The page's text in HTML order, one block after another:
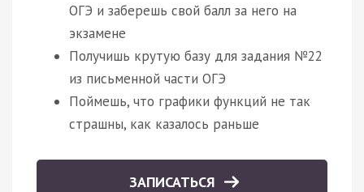
ОГЭ и заберешь свой балл за него на
экзамене
Получишь крутую базу для задания №22
из письменной части ОГЭ
Поймешь, что графики функций не так
страшны, как казалось раньше
ЗАПИСАТЬСЯ